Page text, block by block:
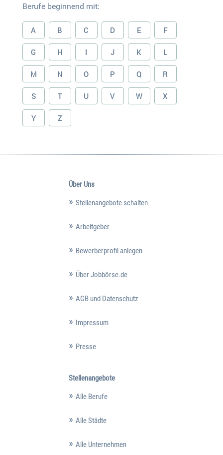
Berufe beginnend mit:
A B C D E F
G H I J K L
M N O P Q R
S T U V W X
Y Z
Über Uns
Stellenangebote schalten
Arbeitgeber
Bewerberprofil anlegen
Über Jobbörse.de
AGB und Datenschutz
Impressum
Presse
Stellenangebote
Alle Berufe
Alle Städte
Alle Unternehmen